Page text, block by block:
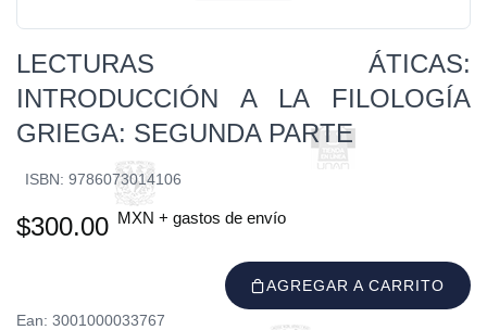
LECTURAS ÁTICAS:
INTRODUCCIÓN A LA FILOLOGÍA
GRIEGA: SEGUNDA PARTE
ISBN: 9786073014106
$300.00 MXN + gastos de envío
AGREGAR A CARRITO
Ean: 3001000033767